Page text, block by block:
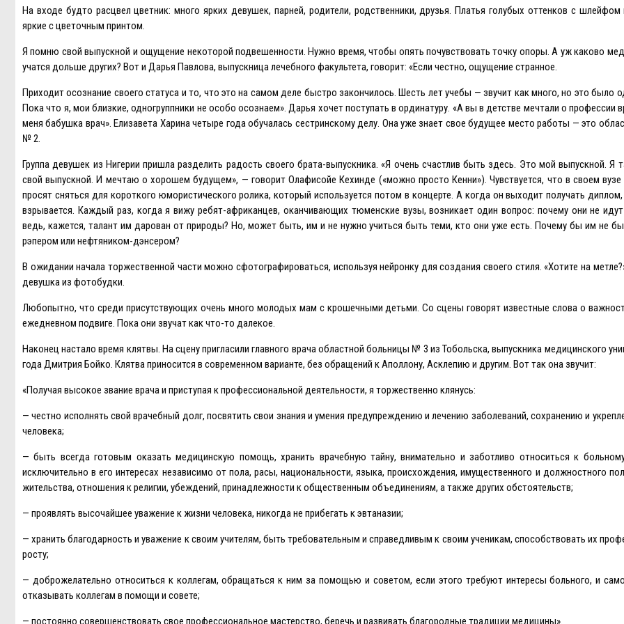
На входе будто расцвел цветник: много ярких девушек, парней, родители, родственники, друзья. Платья голубых оттенков с
яркие с цветочным принтом.
Я помню свой выпускной и ощущение некоторой подвешенности. Нужно время, чтобы опять почувствовать точку опоры. А уж каково
учатся дольше других? Вот и Дарья Павлова, выпускница лечебного факультета, говорит: «Eсли честно, ощущение странное.
Приходит осознание своего статуса и то, что это на самом деле быстро закончилось. Шесть лет учебы — звучит как много, но это было
Пока что я, мои близкие, одногруппники не особо осознаем». Дарья хочет поступать в ординатуру. «А вы в детстве мечтали о профессии
меня бабушка врач». Eлизавета Харина четыре года обучалась сестринскому делу. Она уже знает свое будущее место работы — это
№ 2.
Группа девушек из Нигерии пришла разделить радость своего брата-выпускника. «Я очень счастлив быть здесь. Это мой выпускной. Я
свой выпускной. И мечтаю о хорошем будущем», — говорит Олафисойе Кехинде («можно просто Кенни»). Чувствуется, что в своем вузе
просят сняться для короткого юмористического ролика, который используется потом в концерте. А когда он выходит получать
взрывается. Каждый раз, когда я вижу ребят-африканцев, оканчивающих тюменские вузы, возникает один вопрос: почему они не
ведь, кажется, талант им дарован от природы? Но, может быть, им и не нужно учиться быть теми, кто они уже есть. Почему бы им не
рэпером или нефтяником-дэнсером?
В ожидании начала торжественной части можно сфотографироваться, используя нейронку для создания своего стиля. «Хотите на
девушка из фотобудки.
Любопытно, что среди присутствующих очень много молодых мам с крошечными детьми. Со сцены говорят известные слова о
ежедневном подвиге. Пока они звучат как что-то далекое.
Наконец настало время клятвы. На сцену пригласили главного врача областной больницы № 3 из Тобольска, выпускника медицинского
года Дмитрия Бойко. Клятва приносится в современном варианте, без обращений к Аполлону, Асклепию и другим. Вот так она звучит:
«Получая высокое звание врача и приступая к профессиональной деятельности, я торжественно клянусь:
— честно исполнять свой врачебный долг, посвятить свои знания и умения предупреждению и лечению заболеваний, сохранению и
человека;
— быть всегда готовым оказать медицинскую помощь, хранить врачебную тайну, внимательно и заботливо относиться к
исключительно в его интересах независимо от пола, расы, национальности, языка, происхождения, имущественного и должностного
жительства, отношения к религии, убеждений, принадлежности к общественным объединениям, а также других обстоятельств;
— проявлять высочайшее уважение к жизни человека, никогда не прибегать к эвтаназии;
— хранить благодарность и уважение к своим учителям, быть требовательным и справедливым к своим ученикам, способствовать их
росту;
— доброжелательно относиться к коллегам, обращаться к ним за помощью и советом, если этого требуют интересы больного, и
отказывать коллегам в помощи и совете;
— постоянно совершенствовать свое профессиональное мастерство, беречь и развивать благородные традиции медицины».